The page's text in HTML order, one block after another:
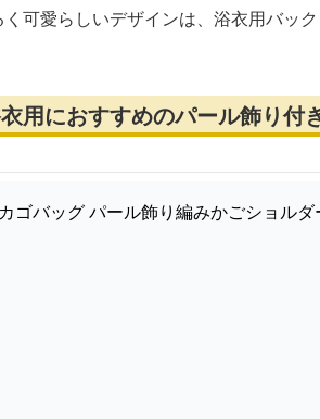
く可愛らしいデザインは、浴衣用バッ
用におすすめのパール飾り付